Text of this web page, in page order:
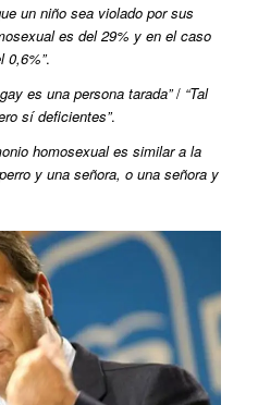
un niño sea violado por sus
es del 29% y en el caso
0,6%”.
es una persona tarada”/ “Tal
sí deficientes”.
homosexual es similar a la
y una señora, o una señora y